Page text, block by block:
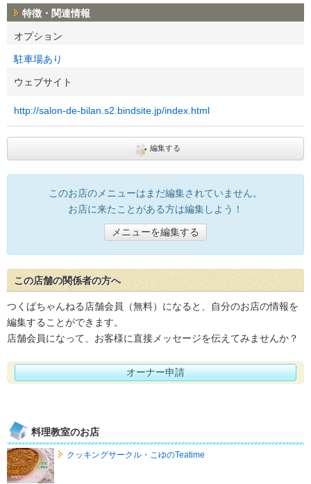
特徴・関連情報
オプション
駐車場あり
ウェブサイト
http://salon-de-bilan.s2.bindsite.jp/index.html
編集する
このお店のメニューはまだ編集されていません。
お店に来たことがある方は編集しよう！
メニューを編集する
この店舗の関係者の方へ
つくばちゃんねる店舗会員（無料）になると、自分のお店の情報を
編集することができます。
店舗会員になって、お客様に直接メッセージを伝えてみませんか？
オーナー申請
料理教室のお店
クッキングサークル・こゆのTeatime